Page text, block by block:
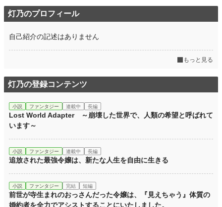
月間ポイント 7,200 pt (6,052 位)
年間ポイント 69,939 pt (8,042 位)
灯乃のプロフィール
自己紹介の記述はありません
もっと見る
灯乃の登録コンテンツ
小説 ファンタジー 連載中 長編
Lost World Adapter ～崩壊した世界で、人類の希望と呼ばれて
います～
小説 ファンタジー 連載中 長編
追放された最強令嬢は、新たな人生を自由に生きる
小説 ファンタジー 完結 短編
前世が寺生まれのおっさんだった令嬢は、『見えちゃう』体質の
婚約者を全力でアシストすることにいたしました。